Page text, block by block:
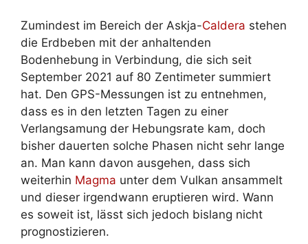
Zumindest im Bereich der Askja-Caldera stehen
die Erdbeben mit der anhaltenden
Bodenhebung in Verbindung, die sich seit
September 2021 auf 80 Zentimeter summiert
hat. Den GPS-Messungen ist zu entnehmen,
dass es in den letzten Tagen zu einer
Verlangsamung der Hebungsrate kam, doch
bisher dauerten solche Phasen nicht sehr lange
an. Man kann davon ausgehen, dass sich
weiterhin Magma unter dem Vulkan ansammelt
und dieser irgendwann eruptieren wird. Wann
es soweit ist, lässt sich jedoch bislang nicht
prognostizieren.